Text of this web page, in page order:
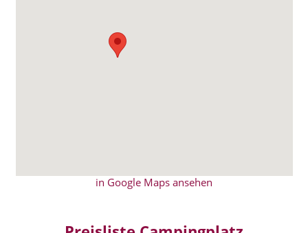
in Google Maps ansehen